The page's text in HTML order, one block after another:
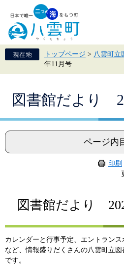
頭
で
飛
ば
て
トップページ > 八雲町立
年11月号
図書館だより
ページ内
印刷
図書館だより
カレンダーと行事予定、エントラン
など、情報盛りだくさんの八雲町立図
です。